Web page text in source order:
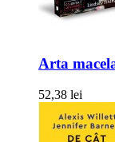
Arta
52,38 lei